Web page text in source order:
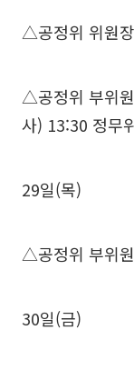
△공정위 위원
△공정위 부위
사) 13:30 정무
29일(목)
△공정위 부위
30일(금)